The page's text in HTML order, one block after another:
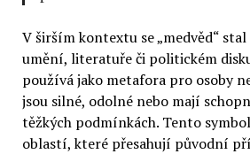
V širším kontextu se „medvěd“
umění, literatuře či politickém
používá jako metafora pro osoby
jsou silné, odolné nebo mají
těžkých podmínkách. Tento
oblastí, které přesahují původní